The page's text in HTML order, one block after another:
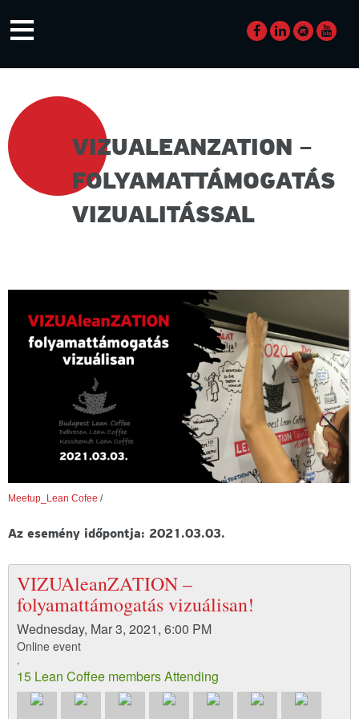
≡
VIZUALEANZATION –
FOLYAMATTÁMOGATÁS
VIZUALITÁSSAL
Meetup_Lean Cofee /
Az esemény időpontja: 2021.03.03.
VIZUAleanZATION –
folyamattámogatás vizuálisan!
Wednesday, Mar 3, 2021, 6:00 PM
Online event
,
15 Lean Coffee members Attending